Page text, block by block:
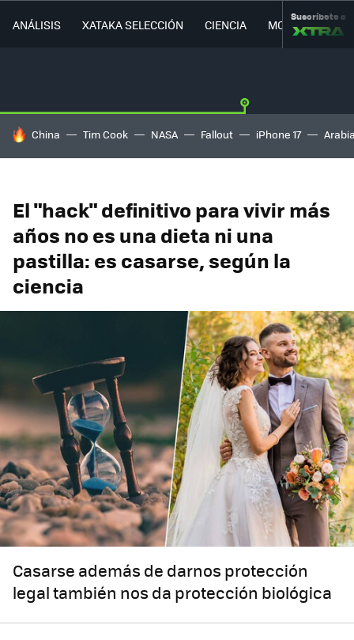
ANÁLISIS XATAKA SELECCIÓN CIENCIA MOVILIDAD
Suscríbete a
HOY SE HABLA DE
China Tim Cook NASA Fallout iPhone 17
El "hack" definitivo para vivir más
años no es una dieta ni una
pastilla: es casarse, según la
ciencia
Casarse además de darnos protección
legal también nos da protección biológica